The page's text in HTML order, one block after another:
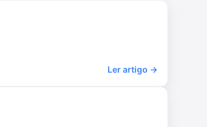
Ler artigo →